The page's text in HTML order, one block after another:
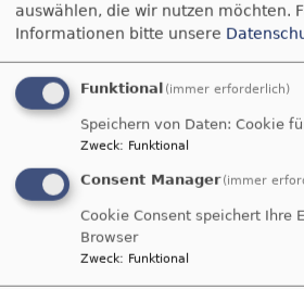
Kitaplatz-
uns
auswählen, die wir nutzen möchten.
Informationen bitte unsere
Funktional (immer erforderlich)
Speichern von Daten: Cookie
Zweck: Funktional
Consent Manager (immer
Cookie Consent speichert Ihre
Browser
Zweck: Funktional